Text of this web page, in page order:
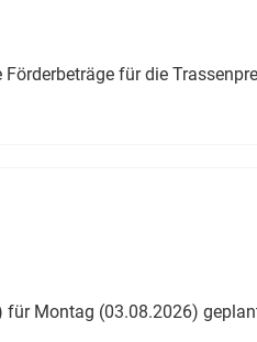
für die
für Montag (03.08.2026)